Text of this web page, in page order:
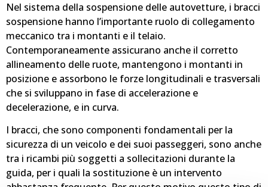
Nel sistema della sospensione delle autovetture, i bracci
sospensione hanno l’importante ruolo di collegamento
meccanico tra i montanti e il telaio.
Contemporaneamente assicurano anche il corretto
allineamento delle ruote, mantengono i montanti in
posizione e assorbono le forze longitudinali e trasversali
che si sviluppano in fase di accelerazione e
decelerazione, e in curva.
I bracci, che sono componenti fondamentali per la
sicurezza di un veicolo e dei suoi passeggeri, sono anche
tra i ricambi più soggetti a sollecitazioni durante la
guida, per i quali la sostituzione è un intervento